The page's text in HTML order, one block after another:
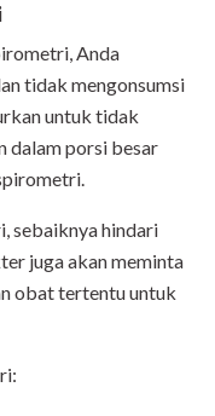
Anda
tidak mengonsumsi
untuk tidak
dalam porsi besar
sebaiknya hindari
juga akan meminta
obat tertentu untuk